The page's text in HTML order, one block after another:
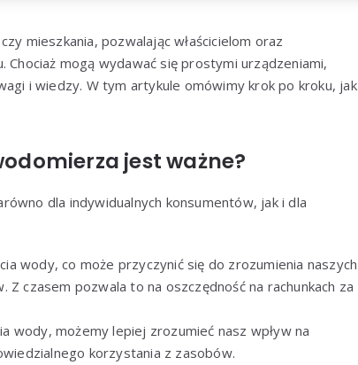
mieszkania, pozwalając właścicielom oraz
mogą wydawać się prostymi urządzeniami,
i wiedzy. W tym artykule omówimy krok po kroku, jak
jest ważne?
dla indywidualnych konsumentów, jak i dla
wody, co może przyczynić się do zrozumienia naszych
czasem pozwala to na oszczędność na rachunkach za
wody, możemy lepiej zrozumieć nasz wpływ na
korzystania z zasobów.